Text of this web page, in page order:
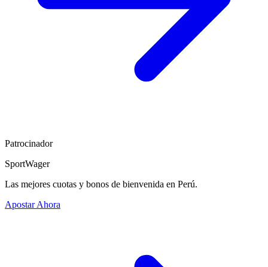
Patrocinador
SportWager
Las mejores cuotas y bonos de bienvenida en Perú.
Apostar Ahora